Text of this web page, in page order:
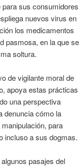
sus consumidores
nuevos virus en
los medicamentos
pasmosa, en la que se
soltura.
de vigilante moral de
apoya estas prácticas
una perspectiva
denuncia cómo la
para
incluso a sus dogmas.
pasajes del